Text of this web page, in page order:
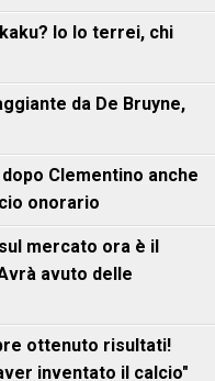
Io lo terrei, chi
da De Bruyne,
Clementino anche
onorario
mercato ora è il
avuto delle
ottenuto risultati!
inventato il calcio"